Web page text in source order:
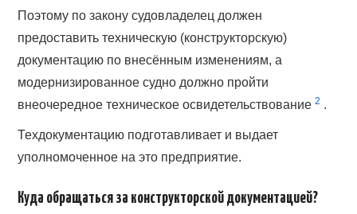
Поэтому по закону судовладелец должен
предоставить техническую (конструкторскую)
документацию по внесённым изменениям, а
модернизированное судно должно пройти
внеочередное техническое освидетельствование2 .
Техдокументацию подготавливает и выдает
уполномоченное на это предприятие.
Куда обращаться за конструкторской документацией?